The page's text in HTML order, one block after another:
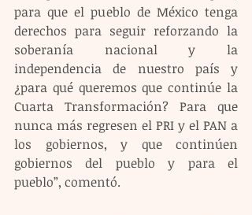
para que el pueblo de México tenga
derechos para seguir reforzando la
soberanía nacional y la
independencia de nuestro país y
¿para qué queremos que continúe la
Cuarta Transformación? Para que
nunca más regresen el PRI y el PAN a
los gobiernos, y que continúen
gobiernos del pueblo y para el
pueblo”, comentó.